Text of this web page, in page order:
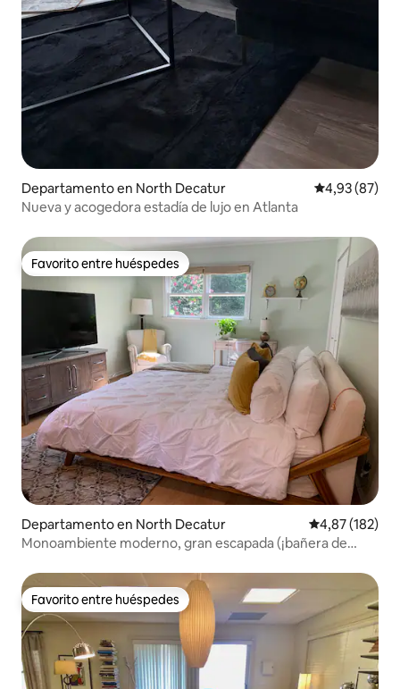
Departamento en North Decatur Calificación
4,93 (87)
Nueva y acogedora estadía de lujo en Atlanta
Favorito entre huéspedes
Favorito entre huéspedes
Departamento en North Decatur Calificación
4,87 (182)
Monoambiente moderno, gran escapada (¡bañera de
Favorito entre huéspedes
Favorito entre huéspedes